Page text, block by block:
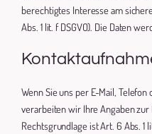
berechtigtes Interesse am
Abs. 1 lit. f DSGVO). Die Daten
Wenn Sie uns per E-Mail,
verarbeiten wir Ihre Angaben
Rechtsgrundlage ist Art. 6 Abs. 1